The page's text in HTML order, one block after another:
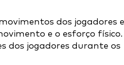
dos jogadores
e o esforço físico.
dos jogadores durante os